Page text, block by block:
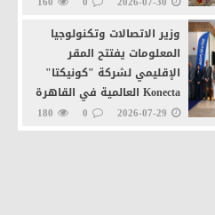
وزير الاتصالات وتكنولوجيا
المعلومات يفتتح المقر
الإقليمي لشركة "كونيكتا"
Konecta العالمية في القاهرة
الجديدة
2026-07-29
0
180